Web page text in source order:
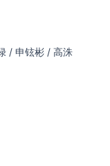
/ 申铉彬 / 高洙